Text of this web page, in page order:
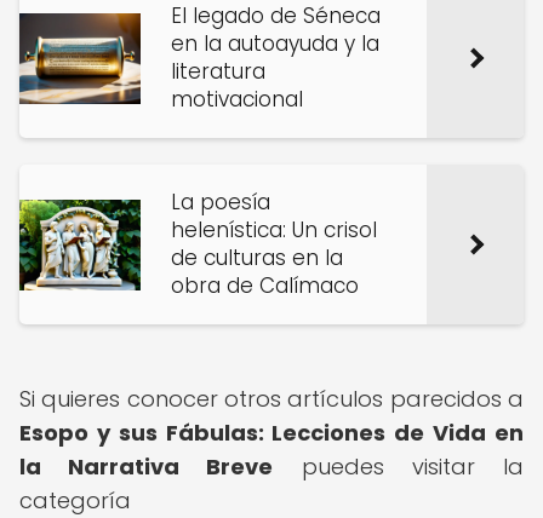
El legado de Séneca
en la autoayuda y la
literatura
motivacional
La poesía
helenística: Un crisol
de culturas en la
obra de Calímaco
Si quieres conocer otros artículos parecidos a
Esopo y sus Fábulas: Lecciones de Vida en
la Narrativa Breve puedes visitar la
categoría